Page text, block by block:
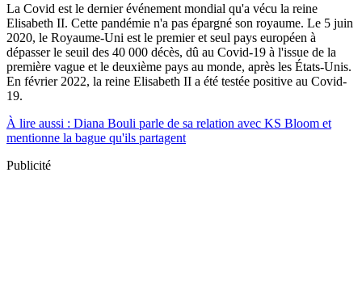
La Covid est le dernier événement mondial qu'a vécu la reine
Elisabeth II. Cette pandémie n'a pas épargné son royaume. Le 5 juin
2020, le Royaume-Uni est le premier et seul pays européen à
dépasser le seuil des 40 000 décès, dû au Covid-19 à l'issue de la
première vague et le deuxième pays au monde, après les États-Unis.
En février 2022, la reine Elisabeth II a été testée positive au Covid-
19.
À lire aussi : Diana Bouli parle de sa relation avec KS Bloom et
mentionne la bague qu'ils partagent
Publicité